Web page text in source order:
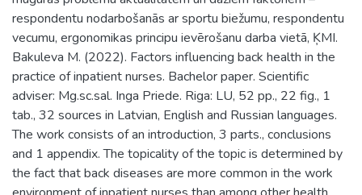
respondentu nodarbošanās ar sportu biežumu, respondentu
vecumu, ergonomikas principu ievērošanu darba vietā, ĶMI.
Bakuleva M. (2022). Factors influencing back health in the
practice of inpatient nurses. Bachelor paper. Scientific
adviser: Mg.sc.sal. Inga Priede. Riga: LU, 52 pp., 22 fig., 1
tab., 32 sources in Latvian, English and Russian languages.
The work consists of an introduction, 3 parts., conclusions
and 1 appendix. The topicality of the topic is determined by
the fact that back diseases are more common in the work